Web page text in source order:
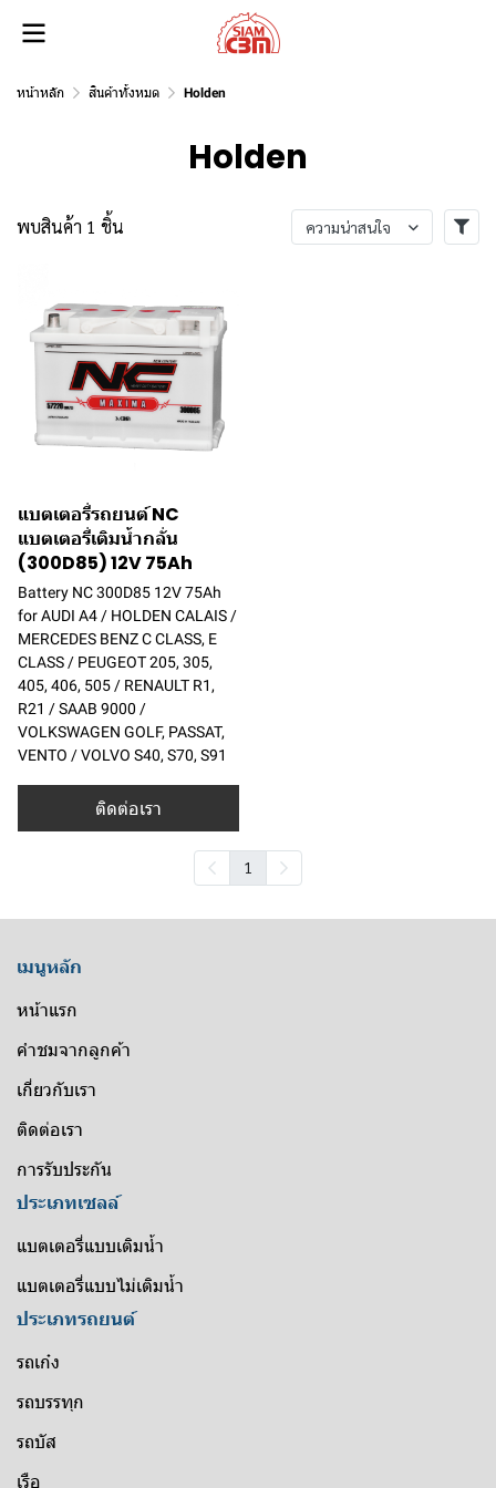
หน้าหลัก สินค้าทั้งหมด Holden
Holden
พบสินค้า 1 ชิ้น ความน่าสนใจ
แบตเตอรี่รถยนต์ NC
แบตเตอรี่เติมน้ำกลั่น
(300D85) 12V 75Ah
Battery NC 300D85 12V 75Ah
for AUDI A4 / HOLDEN CALAIS /
MERCEDES BENZ C CLASS, E
CLASS / PEUGEOT 205, 305,
405, 406, 505 / RENAULT R1,
R21 / SAAB 9000 /
VOLKSWAGEN GOLF, PASSAT,
VENTO / VOLVO S40, S70, S91
ติดต่อเรา
1
เมนูหลัก
หน้าแรก
คำชมจากลูกค้า
เกี่ยวกับเรา
ติดต่อเรา
การรับประกัน
ประเภทเซลล์
แบตเตอรี่แบบเติมน้ำ
แบตเตอรี่แบบไม่เติมน้ำ
ประเภทรถยนต์
รถเก๋ง
รถบรรทุก
รถบัส
เรือ